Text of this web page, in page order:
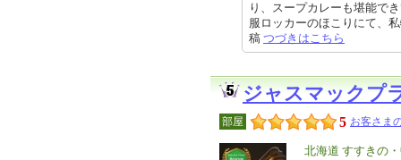
り、スープカレーも堪能で
服ロッカーのほこりにて、
稿 つづきはこちら
ジャスマックプ
部屋 5 お客さま
エ
北海道 すすきの